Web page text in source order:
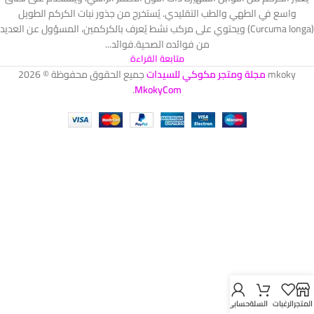
واسع في الطهي والطب التقليدي. يُستخرج من جذور نبات الكركم الطويل
(Curcuma longa) ويحتوي على مركب نشط يُعرف بالكركمين، المسؤول عن العديد
من فوائده الصحية.​ فوائد...
متابعة القراءة
mkokyمجلة ومتجر مكوكي للسيداتجميع الحقوق محفوظة © 2026
MkokyCom
.
المتجرالرغبات السلةحسابي